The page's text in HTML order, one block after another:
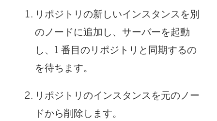
リポジトリの新しいインスタンスを別
のノードに追加し、サーバーを起動
し、1 番目のリポジトリと同期するの
を待ちます。
リポジトリのインスタンスを元のノー
ドから削除します。